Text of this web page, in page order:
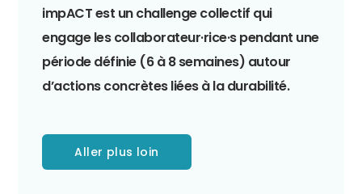
impACT est un challenge collectif qui
engage les collaborateur·rice·s pendant une
période définie (6 à 8 semaines) autour
d’actions concrètes liées à la durabilité.
Aller plus loin